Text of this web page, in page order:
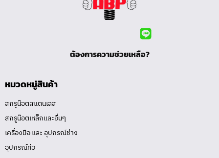
ต้องการความช่วยเหลือ?
หมวดหมู่สินค้า
สกรูน๊อตสแตนเลส
สกรูน๊อตเหล็กและอื่นๆ
เครื่องมือ และ อุปกรณ์ช่าง
อุปกรณ์ท่อ